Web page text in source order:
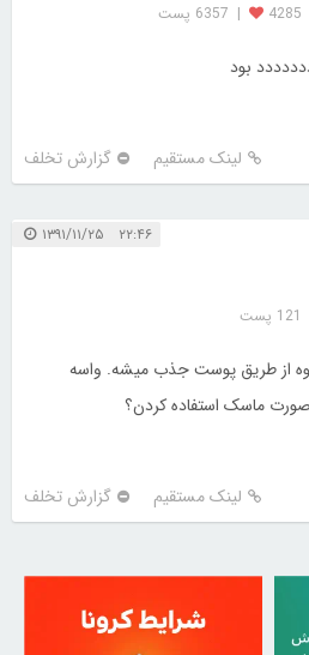
4285
| 6357 پست
بود
لینک مستقیم گزارش تخلف
۲۲:۴۶ ۱۳۹۱/۱۱/۲۵
121 پست
از طریق پوست جذب میشه. واسه
ماسک استفاده کردن؟
لینک مستقیم گزارش تخلف